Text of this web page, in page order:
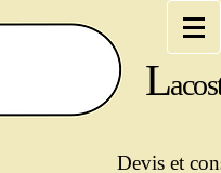
L
Devis et